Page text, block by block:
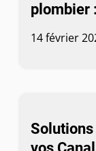
plombier
14 février